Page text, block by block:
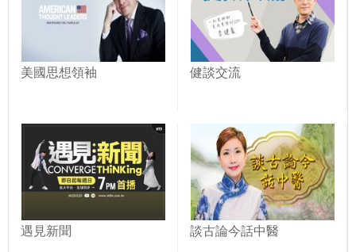
美國思想領袖 健談交流
遇見新聞 談古論今話中醫